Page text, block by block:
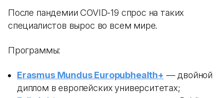
После пандемии COVID-19 спрос на таких
специалистов вырос во всем мире.
Программы:
Erasmus Mundus Europubhealth+ — двойной
диплом в европейских университетах;